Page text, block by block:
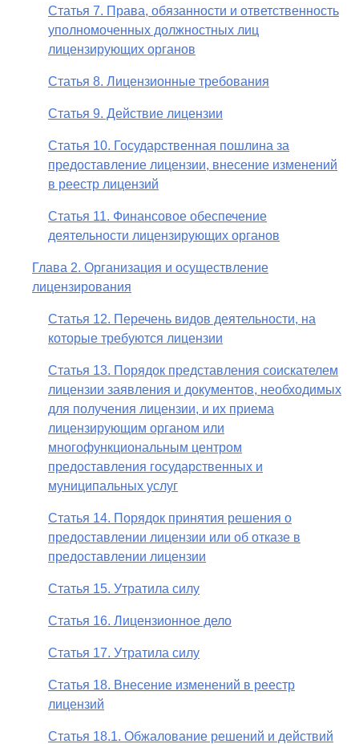
Статья 7. Права, обязанности и ответственность
уполномоченных должностных лиц
лицензирующих органов
Статья 8. Лицензионные требования
Статья 9. Действие лицензии
Статья 10. Государственная пошлина за
предоставление лицензии, внесение изменений
в реестр лицензий
Статья 11. Финансовое обеспечение
деятельности лицензирующих органов
Глава 2. Организация и осуществление
лицензирования
Статья 12. Перечень видов деятельности, на
которые требуются лицензии
Статья 13. Порядок представления соискателем
лицензии заявления и документов, необходимых
для получения лицензии, и их приема
лицензирующим органом или
многофункциональным центром
предоставления государственных и
муниципальных услуг
Статья 14. Порядок принятия решения о
предоставлении лицензии или об отказе в
предоставлении лицензии
Статья 15. Утратила силу
Статья 16. Лицензионное дело
Статья 17. Утратила силу
Статья 18. Внесение изменений в реестр
лицензий
Статья 18.1. Обжалование решений и действий